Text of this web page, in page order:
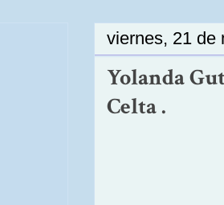
viernes, 21 de
Yolanda
Celta .